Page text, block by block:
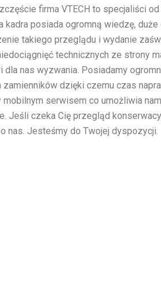
firma VTECH to specjaliści od
kadra posiada ogromną wiedzę,
takiego przeglądu i wydanie
technicznych ze strony
nas wyzwania. Posiadamy
dzięki czemu czas
serwisem co umożliwia
Jeśli czeka Cię przegląd
nas. Jesteśmy do Twojej dyspozycji.